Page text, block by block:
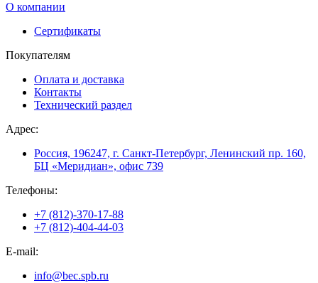
О компании
Сертификаты
Покупателям
Оплата и доставка
Контакты
Технический раздел
Адрес:
Россия, 196247, г. Санкт-Петербург, Ленинский пр. 160,
БЦ «Меридиан», офис 739
Телефоны:
+7 (812)-370-17-88
+7 (812)-404-44-03
E-mail:
info@bec.spb.ru